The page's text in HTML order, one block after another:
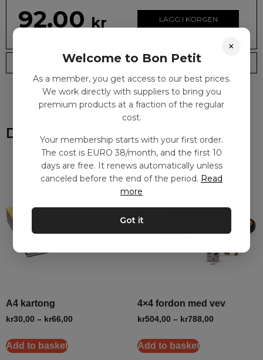
92.00 kr LÄGG I KORGEN
Leveranstid: 2-10 dagar Frakt EURO 4
Du kanske också gillar
A4 kartong
kr30,00 – kr66,00
Add to basket
4×4 fordon med vev
kr504,00 – kr788,00
Add to basket
×
Welcome to Bon Petit
As a member, you get access to our best prices.
We work directly with suppliers to bring you
premium products at a fraction of the regular
cost.
Your membership starts with your first order.
The cost is EURO 38/month, and the first 10
days are free. It renews automatically unless
canceled before the end of the period. Read
more
Got it